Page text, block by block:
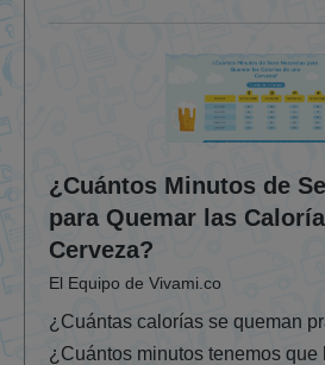
¿Cuántos Minutos de
para Quemar las
Cerveza?
El Equipo de Vivami.co
¿Cuántas calorías se queman
¿Cuántos minutos tenemos que